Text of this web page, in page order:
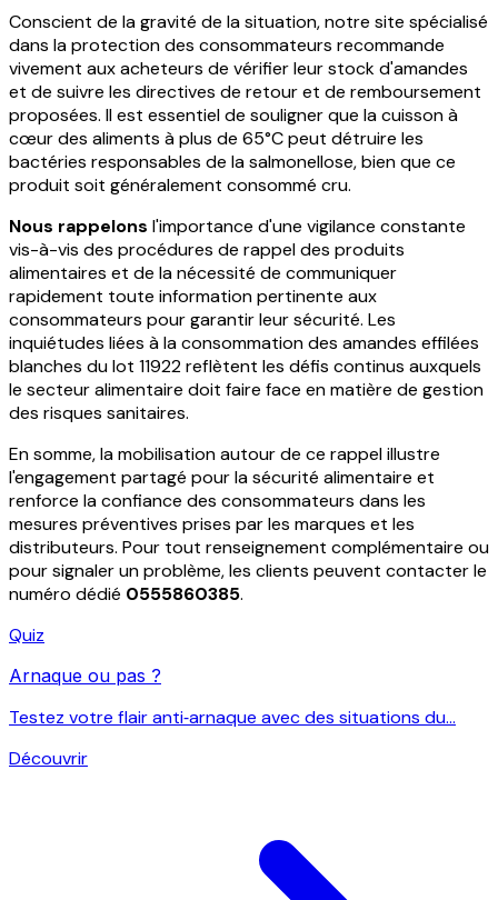
Conscient de la gravité de la situation, notre site spécialisé
dans la protection des consommateurs recommande
vivement aux acheteurs de vérifier leur stock d'amandes
et de suivre les directives de retour et de remboursement
proposées. Il est essentiel de souligner que la cuisson à
cœur des aliments à plus de 65°C peut détruire les
bactéries responsables de la salmonellose, bien que ce
produit soit généralement consommé cru.
Nous rappelons l'importance d'une vigilance constante
vis-à-vis des procédures de rappel des produits
alimentaires et de la nécessité de communiquer
rapidement toute information pertinente aux
consommateurs pour garantir leur sécurité. Les
inquiétudes liées à la consommation des amandes effilées
blanches du lot 11922 reflètent les défis continus auxquels
le secteur alimentaire doit faire face en matière de gestion
des risques sanitaires.
En somme, la mobilisation autour de ce rappel illustre
l'engagement partagé pour la sécurité alimentaire et
renforce la confiance des consommateurs dans les
mesures préventives prises par les marques et les
distributeurs. Pour tout renseignement complémentaire ou
pour signaler un problème, les clients peuvent contacter le
numéro dédié 0555860385.
Quiz
Arnaque ou pas ?
Testez votre flair anti‑arnaque avec des situations du...
Découvrir